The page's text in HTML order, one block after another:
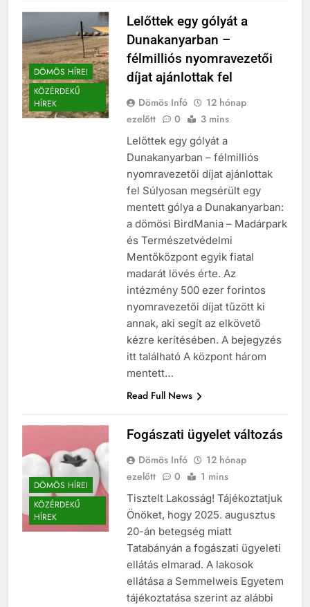
DÖMÖS HÍREI
KÖZÉRDEKŰ
HÍREK
Lelőttek egy gólyát a
Dunakanyarban –
félmilliós nyomravezetői
díjat ajánlottak fel
Dömös Infó
12 hónap
ezelőtt
0 3 mins
Lelőttek egy gólyát a
Dunakanyarban – félmilliós
nyomravezetői díjat ajánlottak
fel Súlyosan megsérült egy
mentett gólya a Dunakanyarban:
a dömösi BirdMania – Madárpark
és Természetvédelmi
Mentőközpont egyik fiatal
madarát lövés érte. Az
intézmény 500 ezer forintos
nyomravezetői díjat tűzött ki
annak, aki segít az elkövető
kézre kerítésében. A bejegyzés
itt található A központ három
mentett…
Read Full News
DÖMÖS HÍREI
KÖZÉRDEKŰ
HÍREK
Fogászati ügyelet változás
Dömös Infó
12 hónap
ezelőtt
0 1 mins
Tisztelt Lakosság! Tájékoztatjuk
Önöket, hogy 2025. augusztus
20-án betegség miatt
Tatabányán a fogászati ügyeleti
ellátás elmarad. A lakosok
ellátása a Semmelweis Egyetem
tájékoztatása szerint az alábbi